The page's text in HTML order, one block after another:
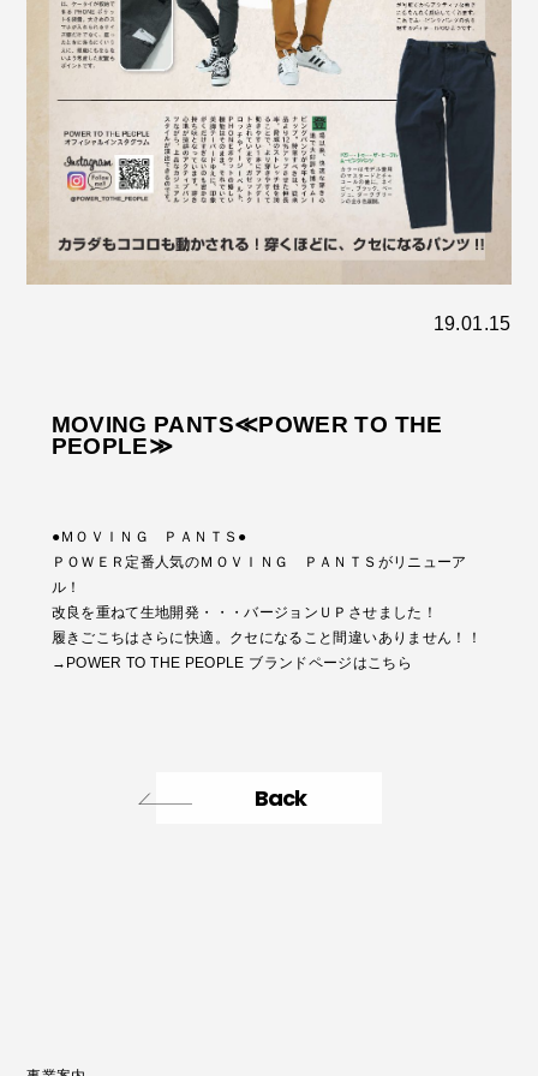
19.01.15
MOVING PANTS≪POWER TO THE
PEOPLE≫
●ＭＯＶＩＮＧ ＰＡＮＴＳ●
ＰＯＷＥＲ定番人気のＭＯＶＩＮＧ ＰＡＮＴＳがリニューア
ル！
改良を重ねて生地開発・・・バージョンＵＰさせました！
履きごこちはさらに快適。クセになること間違いありません！！
→ POWER TO THE PEOPLE ブランドページはこちら
Back